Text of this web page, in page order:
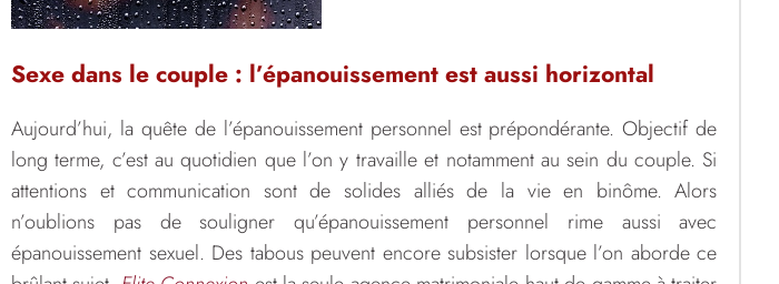
Sexe dans le couple : l’épanouissement est aussi horizontal
Aujourd’hui, la quête de l’épanouissement personnel est prépondérante. Objectif de
long terme, c’est au quotidien que l’on y travaille et notamment au sein du couple. Si
attentions et communication sont de solides alliés de la vie en binôme. Alors
n’oublions pas de souligner qu’épanouissement personnel rime aussi avec
épanouissement sexuel. Des tabous peuvent encore subsister lorsque l’on aborde ce